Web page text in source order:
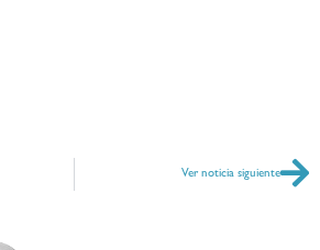
Ver noticia siguiente